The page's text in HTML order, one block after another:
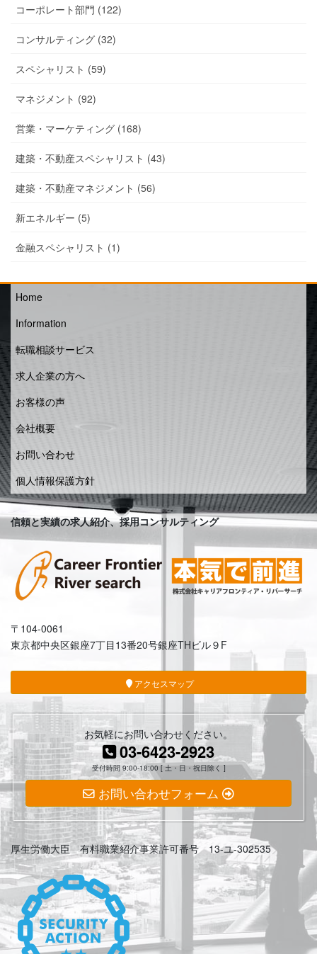
コーポレート部門 (122)
コンサルティング (32)
スペシャリスト (59)
マネジメント (92)
営業・マーケティング (168)
建築・不動産スペシャリスト (43)
建築・不動産マネジメント (56)
新エネルギー (5)
金融スペシャリスト (1)
Home
Information
転職相談サービス
求人企業の方へ
お客様の声
会社概要
お問い合わせ
個人情報保護方針
信頼と実績の求人紹介、採用コンサルティング
〒104-0061
東京都中央区銀座7丁目13番20号銀座THビル９F
アクセスマップ
お気軽にお問い合わせください。
03-6423-2923
受付時間 9:00-18:00 [ 土・日・祝日除く ]
お問い合わせフォーム
厚生労働大臣 有料職業紹介事業許可番号 13-ユ-302535